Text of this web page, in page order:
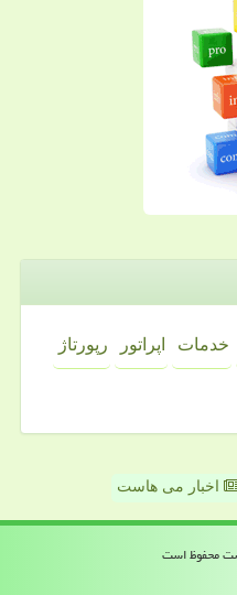
خدمات اپراتور رپورتاژ
اخبار می هاست